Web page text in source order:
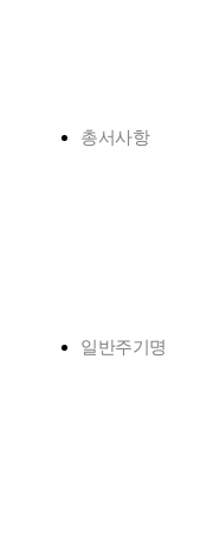
총서사항
일반주기명